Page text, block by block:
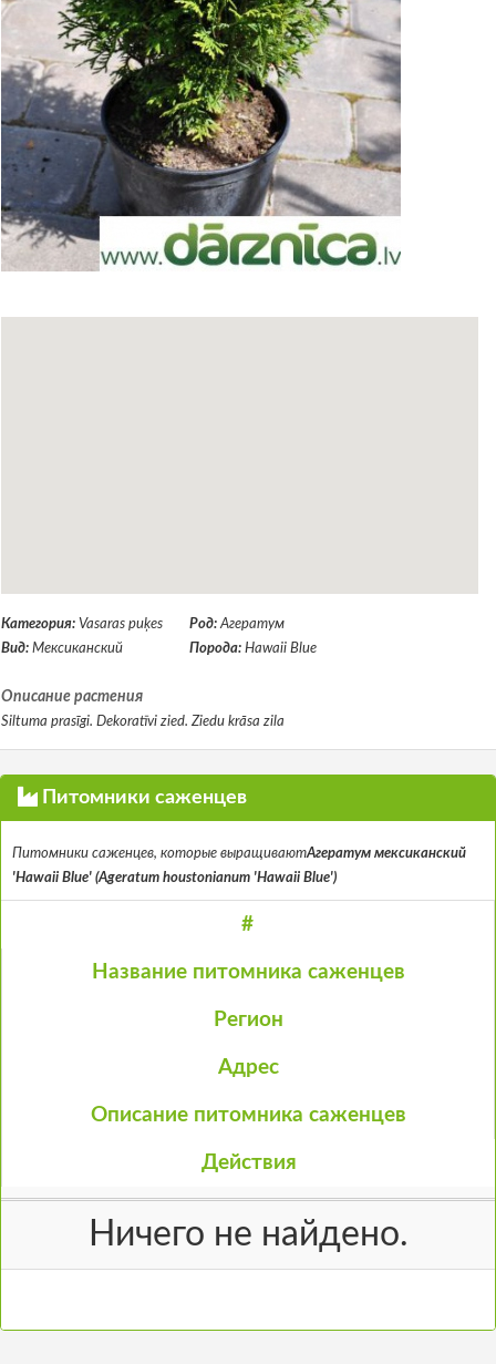
Категория: Vasaras puķes Род: Агератум
Вид: Мексиканский Порода: Hawaii Blue
Описание растения
Siltuma prasīgi. Dekoratīvi zied. Ziedu krāsa zila
Питомники саженцев
Питомники саженцев, которые выращиваютАгератум мексиканский
'Hawaii Blue' (Ageratum houstonianum 'Hawaii Blue')
#
Название питомника саженцев
Регион
Адрес
Описание питомника саженцев
Действия
Ничего не найдено.